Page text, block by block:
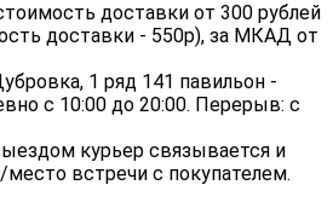
доставки от 300 рублей
доставки - 550р), за МКАД от
1 ряд 141 павильон -
с 10:00 до 20:00. Перерыв: с
курьер связывается и
встречи с покупателем.